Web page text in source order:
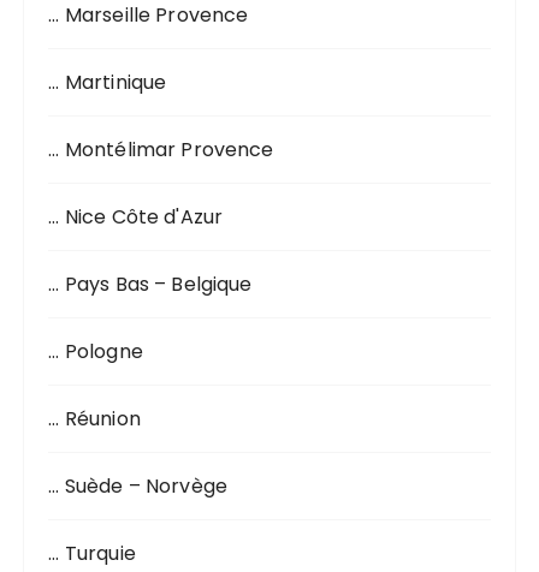
… Marseille Provence
… Martinique
… Montélimar Provence
… Nice Côte d'Azur
… Pays Bas – Belgique
… Pologne
… Réunion
… Suède – Norvège
… Turquie